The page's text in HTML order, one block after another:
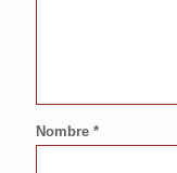
Nombre *